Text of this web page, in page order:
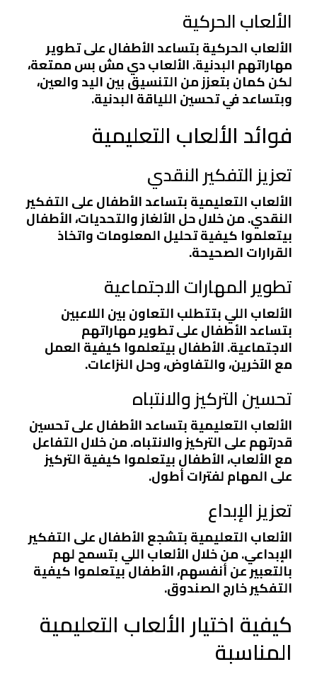
الألعاب الحركية
الألعاب الحركية بتساعد الأطفال على تطوير
مهاراتهم البدنية. الألعاب دي مش بس ممتعة،
لكن كمان بتعزز من التنسيق بين اليد والعين،
وبتساعد في تحسين اللياقة البدنية.
فوائد الألعاب التعليمية
تعزيز التفكير النقدي
الألعاب التعليمية بتساعد الأطفال على التفكير
النقدي. من خلال حل الألغاز والتحديات، الأطفال
بيتعلموا كيفية تحليل المعلومات واتخاذ
القرارات الصحيحة.
تطوير المهارات الاجتماعية
الألعاب اللي بتتطلب التعاون بين اللاعبين
بتساعد الأطفال على تطوير مهاراتهم
الاجتماعية. الأطفال بيتعلموا كيفية العمل
مع الآخرين، والتفاوض، وحل النزاعات.
تحسين التركيز والانتباه
الألعاب التعليمية بتساعد الأطفال على تحسين
قدرتهم على التركيز والانتباه. من خلال التفاعل
مع الألعاب، الأطفال بيتعلموا كيفية التركيز
على المهام لفترات أطول.
تعزيز الإبداع
الألعاب التعليمية بتشجع الأطفال على التفكير
الإبداعي. من خلال الألعاب اللي بتسمح لهم
بالتعبير عن أنفسهم، الأطفال بيتعلموا كيفية
التفكير خارج الصندوق.
كيفية اختيار الألعاب التعليمية
المناسبة